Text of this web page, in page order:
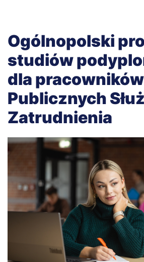
Ogólnopolski
studiów
dla pracowników
Publicznych
Zatrudnienia